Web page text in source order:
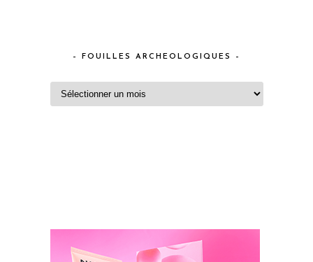
– FOUILLES ARCHEOLOGIQUES –